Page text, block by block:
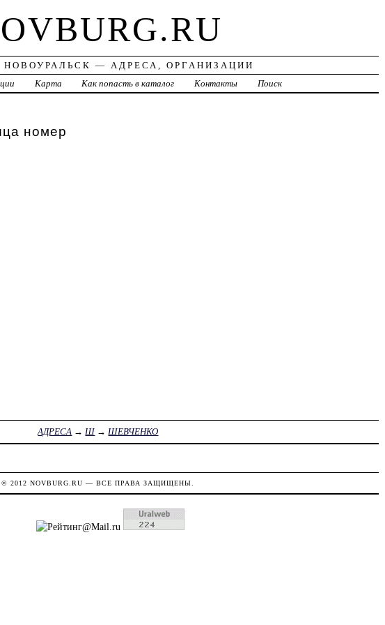
— АДРЕСА, ОРГАНИЗАЦИИ
Карта Как попасть в каталог Контакты Поиск
номер
АДРЕСА →Ш →ШЕВЧЕНКО
© 2012NOVBURG.RU — ВСЕ ПРАВА ЗАЩИЩЕНЫ.